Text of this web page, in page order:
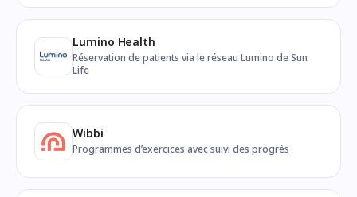
Lumino Health
Réservation de patients via le réseau Lumino de Sun
Life
Wibbi
Programmes d’exercices avec suivi des progrès